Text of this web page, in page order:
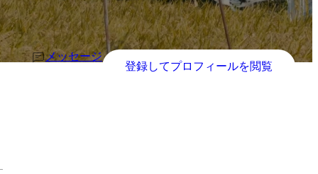
メッセージ
登録してプロフィールを閲覧